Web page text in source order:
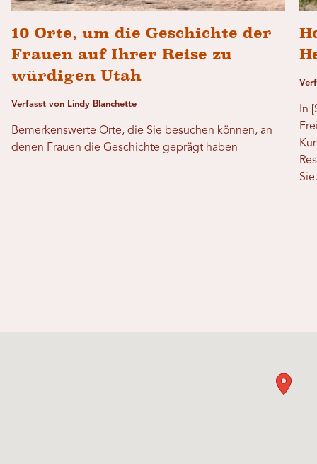
10 Orte, um die Geschichte der
Frauen auf Ihrer Reise zu
würdigen Utah
Verfasst von Lindy Blanchette
Bemerkenswerte Orte, die Sie besuchen können, an
denen Frauen die Geschichte geprägt haben
In